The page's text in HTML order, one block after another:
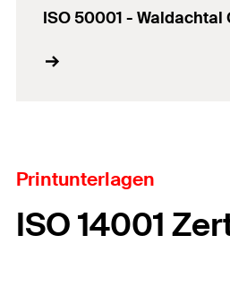
ISO 50001 - Waldachtal
Printunterlagen
ISO 14001